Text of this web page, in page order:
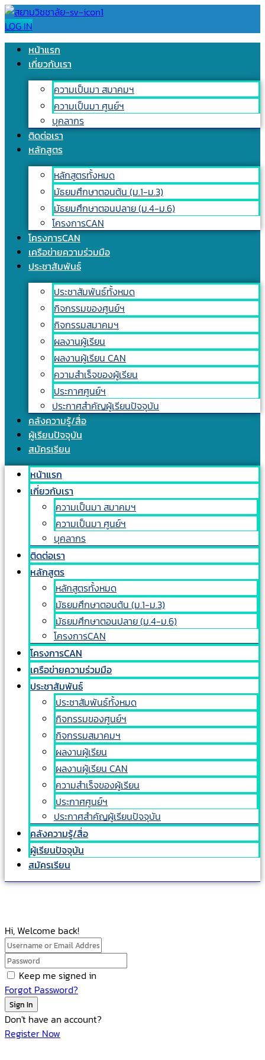
LOG IN
หน้าแรก
เกี่ยวกับเรา
ความเป็นมา สมาคมฯ
ความเป็นมา ศูนย์ฯ
บุคลากร
ติดต่อเรา
หลักสูตร
หลักสูตรทั้งหมด
มัธยมศึกษาตอนต้น (ม.1-ม.3)
มัธยมศึกษาตอนปลาย (ม.4-ม.6)
โครงการCAN
โครงการCAN
เครือข่ายความร่วมมือ
ประชาสัมพันธ์
ประชาสัมพันธ์ทั้งหมด
กิจกรรมของศูนย์ฯ
กิจกรรมสมาคมฯ
ผลงานผู้เรียน
ผลงานผู้เรียน CAN
ความสำเร็จของผู้เรียน
ประกาศศูนย์ฯ
ประกาศสำคัญผู้เรียนปัจจุบัน
คลังความรู้/สื่อ
ผู้เรียนปัจจุบัน
สมัครเรียน
หน้าแรก
เกี่ยวกับเรา
ความเป็นมา สมาคมฯ
ความเป็นมา ศูนย์ฯ
บุคลากร
ติดต่อเรา
หลักสูตร
หลักสูตรทั้งหมด
มัธยมศึกษาตอนต้น (ม.1-ม.3)
มัธยมศึกษาตอนปลาย (ม.4-ม.6)
โครงการCAN
โครงการCAN
เครือข่ายความร่วมมือ
ประชาสัมพันธ์
ประชาสัมพันธ์ทั้งหมด
กิจกรรมของศูนย์ฯ
กิจกรรมสมาคมฯ
ผลงานผู้เรียน
ผลงานผู้เรียน CAN
ความสำเร็จของผู้เรียน
ประกาศศูนย์ฯ
ประกาศสำคัญผู้เรียนปัจจุบัน
คลังความรู้/สื่อ
ผู้เรียนปัจจุบัน
สมัครเรียน
Hi, Welcome back!
Keep me signed in
Forgot Password?
Sign In
Don't have an account?
Register Now